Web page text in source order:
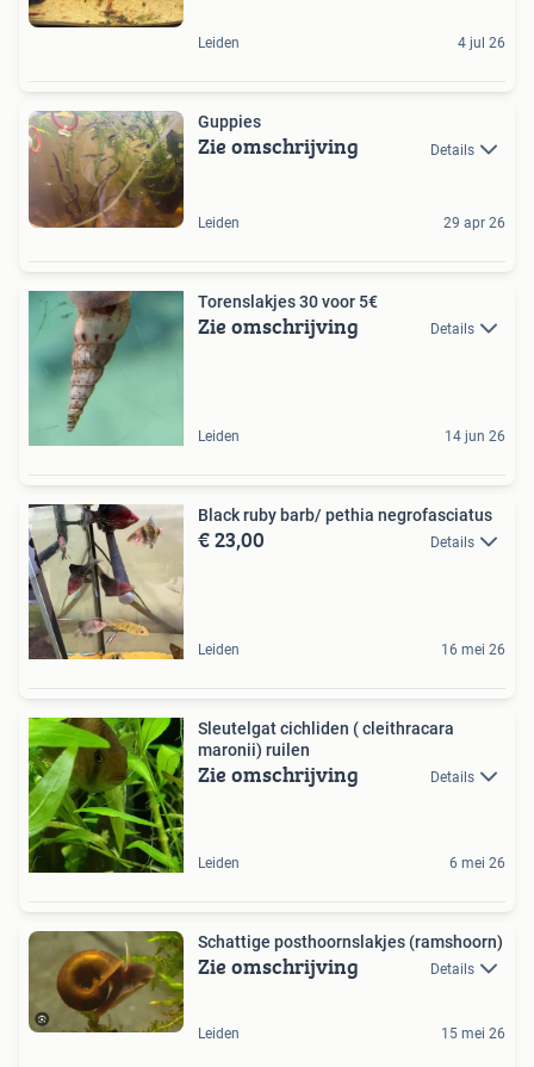
Leiden 4 jul 26
Guppies
Zie omschrijving Details
Leiden 29 apr 26
Torenslakjes 30 voor 5€
Zie omschrijving Details
Leiden 14 jun 26
Black ruby barb/ pethia negrofasciatus
€ 23,00 Details
Leiden 16 mei 26
Sleutelgat cichliden ( cleithracara
maronii) ruilen
Zie omschrijving Details
Leiden 6 mei 26
Schattige posthoornslakjes (ramshoorn)
Zie omschrijving Details
Leiden 15 mei 26